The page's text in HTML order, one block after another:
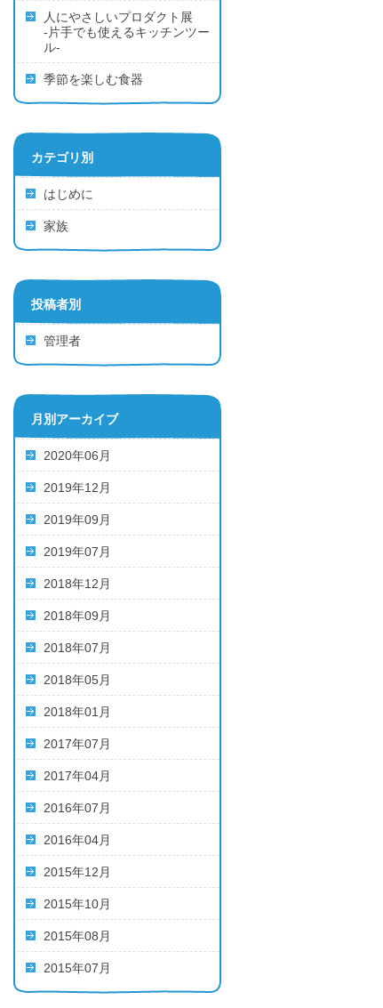
人にやさしいプロダクト展
‐片手でも使えるキッチンツー
ル‐
季節を楽しむ食器
カテゴリ別
はじめに
家族
投稿者別
管理者
月別アーカイブ
2020年06月
2019年12月
2019年09月
2019年07月
2018年12月
2018年09月
2018年07月
2018年05月
2018年01月
2017年07月
2017年04月
2016年07月
2016年04月
2015年12月
2015年10月
2015年08月
2015年07月